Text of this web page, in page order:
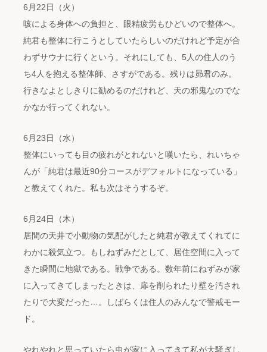
6月22日（火）
咳による身体への負担と、眼精疲労もひどいので整体へ。
純君も整体に行こうとしていたらしいのだけれど予定が合
わずサウナに行くという。それにしても、5人の住人のう
ち4人を抱える整体師、さすがである。残りは昴君のみ。
行きなよとしきりに勧めるのだけれど、天の邪鬼なのでな
かなか行ってくれない。
6月23日（水）
整体にいっても目の疲れがとれないと嘆いたら、れいちゃ
んが「純君は最近90分コースがデフォルトになっている」
と教えてくれた。私も次はそうするぞ。
6月24日（木）
居間の天井で小動物の気配がしたと純君が教えてくれてに
わかに殺気立つ。もしねずみだとして、居住空間に入って
きた瞬間に地獄である。戦争である。数年前にねずみが家
に入ってきてしまったときは、扉を削られたり壁を汚され
たりで大変だった…。しばらくは住人のみんなで警戒モー
ド。
やれやれと思っていたら虫が家に入ってきて私が大騒ぎし